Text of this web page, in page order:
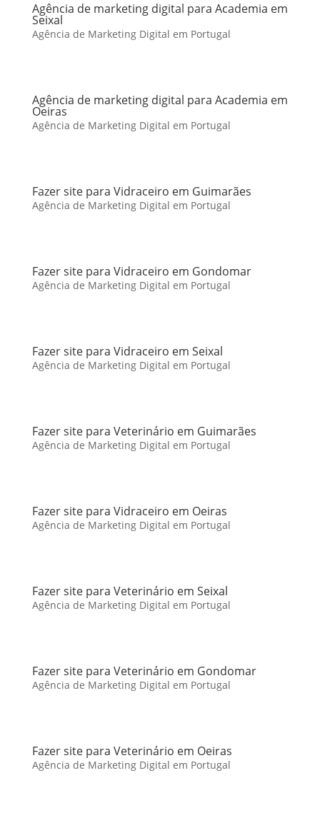
Agência de marketing digital para Academia em
Seixal
Agência de Marketing Digital em Portugal
Agência de marketing digital para Academia em
Oeiras
Agência de Marketing Digital em Portugal
Fazer site para Vidraceiro em Guimarães
Agência de Marketing Digital em Portugal
Fazer site para Vidraceiro em Gondomar
Agência de Marketing Digital em Portugal
Fazer site para Vidraceiro em Seixal
Agência de Marketing Digital em Portugal
Fazer site para Veterinário em Guimarães
Agência de Marketing Digital em Portugal
Fazer site para Vidraceiro em Oeiras
Agência de Marketing Digital em Portugal
Fazer site para Veterinário em Seixal
Agência de Marketing Digital em Portugal
Fazer site para Veterinário em Gondomar
Agência de Marketing Digital em Portugal
Fazer site para Veterinário em Oeiras
Agência de Marketing Digital em Portugal